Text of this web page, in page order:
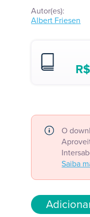
Autor(es):
Albert Friesen
R$
O
Saiba